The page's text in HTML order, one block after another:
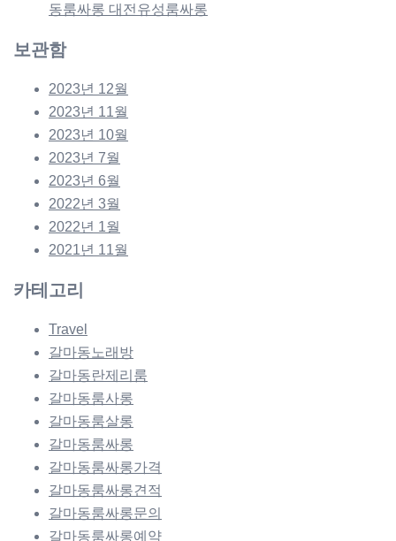
동룸싸롱 대전유성룸싸롱
보관함
2023년 12월
2023년 11월
2023년 10월
2023년 7월
2023년 6월
2022년 3월
2022년 1월
2021년 11월
카테고리
Travel
갈마동노래방
갈마동란제리룸
갈마동룸사롱
갈마동룸살롱
갈마동룸싸롱
갈마동룸싸롱가격
갈마동룸싸롱견적
갈마동룸싸롱문의
갈마동룸싸롱예약